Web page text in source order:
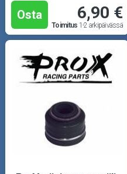
Osta 6,90 €
Toimitus 1-2 arkipäivässä